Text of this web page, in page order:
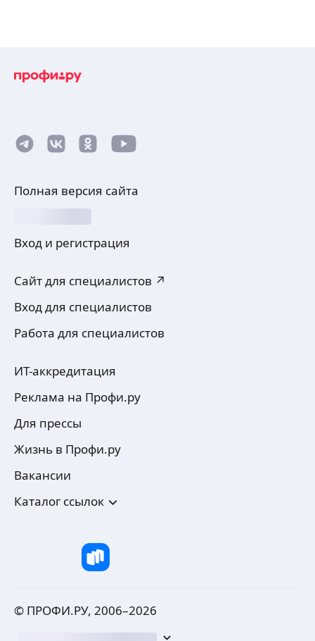
Полная версия сайта
Вход и регистрация
Сайт для специалистов ↗
Вход для специалистов
Работа для специалистов
ИТ-аккредитация
Реклама на Профи.ру
Для прессы
Жизнь в Профи.ру
Вакансии
Каталог ссылок
© ПРОФИ.РУ, 2006–2026